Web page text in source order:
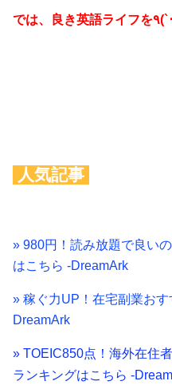
人気記事
» 980円！読み放題で良い
はこちら -DreamArk
» 稼ぐ力UP！在宅副業お
DreamArk
» TOEIC850点！海外在住
ランキングはこちら -